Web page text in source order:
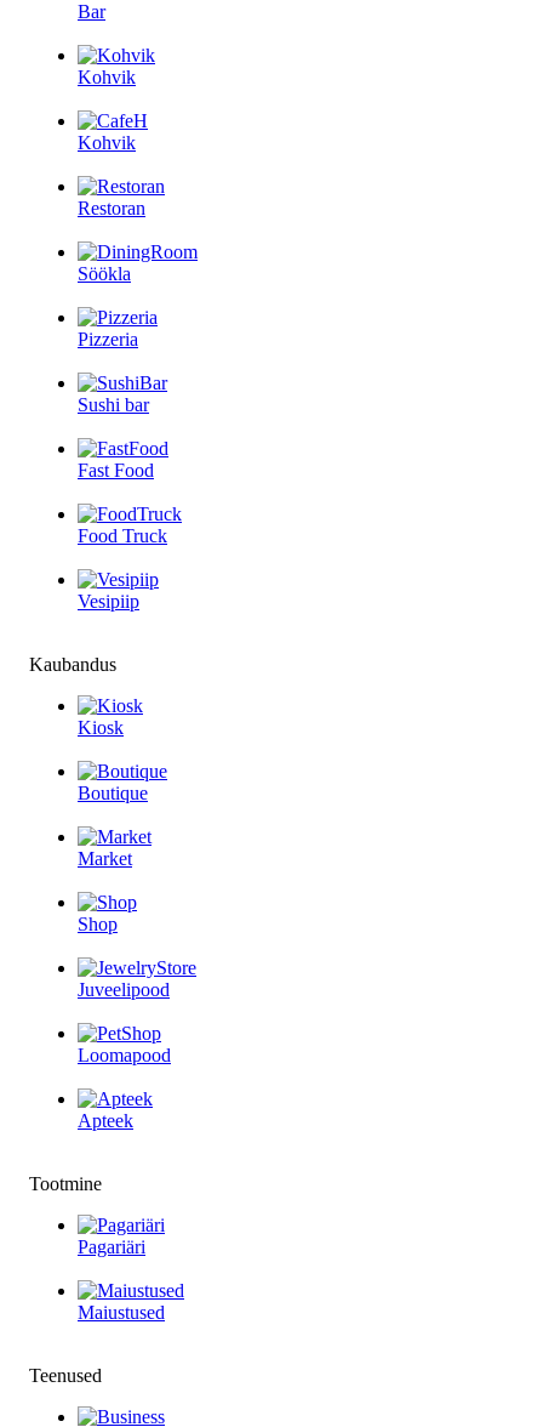
Bar
Kohvik
Kohvik
Restoran
Söökla
Pizzeria
Sushi bar
Fast Food
Food Truck
Vesipiip
Kaubandus
Kiosk
Boutique
Market
Shop
Juveelipood
Loomapood
Apteek
Tootmine
Pagariäri
Maiustused
Teenused